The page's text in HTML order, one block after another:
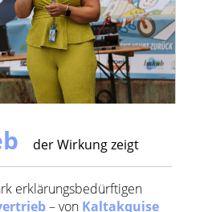
der Wirkung zeigt
erklärungsbedürftigen
– von Kaltakquise